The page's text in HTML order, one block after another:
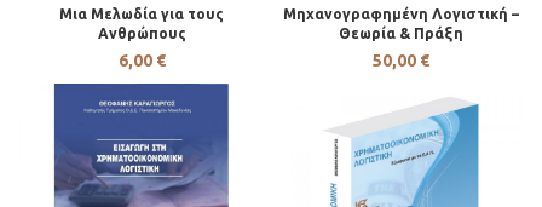
Μια Μελωδία για τους
Ανθρώπους
6,00 €
Μηχανογραφημένη Λογιστική –
Θεωρία & Πράξη
50,00 €